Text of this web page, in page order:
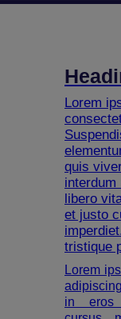
Lorem
quis
interdum
libero
et justo
tristique
Lorem
in eros